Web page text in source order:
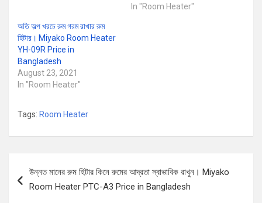
In "Room Heater"
অতি অল্প খরচে রুম গরম রাখার রুম
হিটার। Miyako Room Heater
YH-09R Price in
Bangladesh
August 23, 2021
In "Room Heater"
Tags: Room Heater
navigation
উন্নত মানের রুম হিটার কিনে রুমের আদ্রতা স্বাভাবিক রাখুন। Miyako
Room Heater PTC-A3 Price in Bangladesh